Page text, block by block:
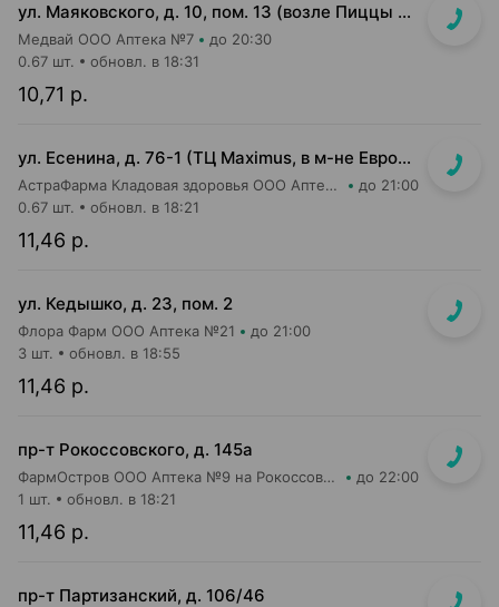
ул. Маяковского, д. 10, пом. 13 (возле Пиццы Мании)
Медвай ООО Аптека №7 до 20:30
10,71 р.
0.67 шт. обновл. в 18:31
ул. Есенина, д. 76-1 (ТЦ Maximus, в м-не Евроопт Super)
АстраФарма Кладовая здоровья ООО Аптека №9 до 21:00
11,46 р.
0.67 шт. обновл. в 18:21
ул. Кедышко, д. 23, пом. 2
Флора Фарм ООО Аптека №21 до 21:00
11,46 р.
3 шт. обновл. в 18:55
пр-т Рокоссовского, д. 145а
ФармОстров ООО Аптека №9 на Рокоссовского до 22:00
11,46 р.
1 шт. обновл. в 18:21
пр-т Партизанский, д. 106/46